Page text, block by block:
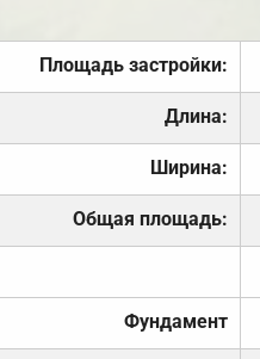
Площадь застройки:
Длина:
Ширина:
Общая площадь:
Фундамент